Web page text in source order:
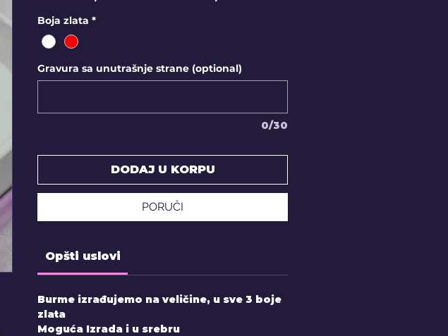
Boja zlata *
Gravura sa unutrašnje strane (optional)
0/30
DODAJ U KORPU
PORUČI
Opšti uslovi
Burme izrađujemo na veličine, u sve 3 boje
zlata
Moguća Izrada i u srebru